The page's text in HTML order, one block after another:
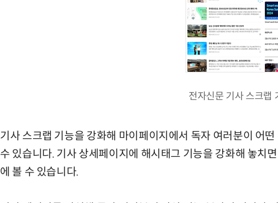
전자신문 기사 스크랩
기사 스크랩 기능을 강화해 마이페이지에서 독자 여러분이 어
수 있습니다. 기사 상세페이지에 해시태그 기능을 강화해 놓치
에 볼 수 있습니다.